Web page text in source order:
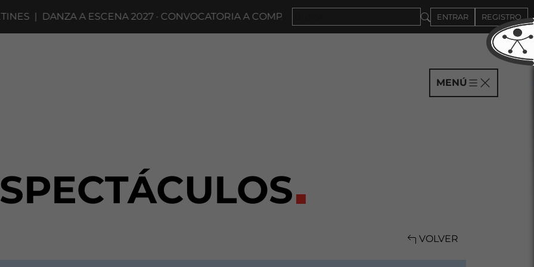
|DANZA A ESCENA 2027 · CONVOCATORIA A COMPAÑÍAS HASTA EL 4DE SEPTIEMBRE ENTRAR REGISTRO
MENÚ
VOLVER